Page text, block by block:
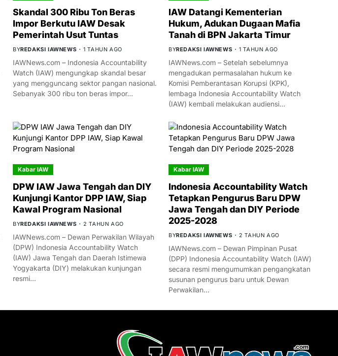
Skandal 300 Ribu Ton Beras
Impor Berkutu IAW Desak
Pemerintah Usut Tuntas
BYREDAKSI IAWNEWS 1 TAHUN AGO
IAWNews.com – Indonesia Accountability
Watch (IAW) mengungkap skandal besar
yang mengguncang sektor pangan nasional.
Sebanyak 300 ribu ton beras impor…
IAW Datangi Kementerian
Hukum, Adukan Dugaan Mafia
Tanah di BPN Jakarta Timur
BYREDAKSI IAWNEWS 1 TAHUN AGO
IAWNews.com – Setelah sebelumnya
mengadukan permasalahan hukum ke
Komisi Pemberantasan Korupsi (KPK),
lembaga Indonesia Accountability Watch
(IAW) kembali melakukan audiensi…
Kabar IAW
DPW IAW Jawa Tengah dan DIY
Kunjungi Kantor DPP IAW, Siap
Kawal Program Nasional
BYREDAKSI IAWNEWS 2 TAHUN AGO
IAWNews.com – Dewan Perwakilan Wilayah
(DPW) Indonesia Accountability Watch
(IAW) Jawa Tengah dan Daerah Istimewa
Yogyakarta (DIY) melakukan kunjungan
resmi…
Kabar IAW
Indonesia Accountability Watch
Tetapkan Pengurus Baru DPW
Jawa Tengah dan DIY Periode
2025-2028
BYREDAKSI IAWNEWS 2 TAHUN AGO
IAWNews.com – Dewan Pimpinan Pusat
(DPP) Indonesia Accountability Watch (IAW)
secara resmi mengumumkan pengangkatan
susunan pengurus baru untuk Dewan
Perwakilan…